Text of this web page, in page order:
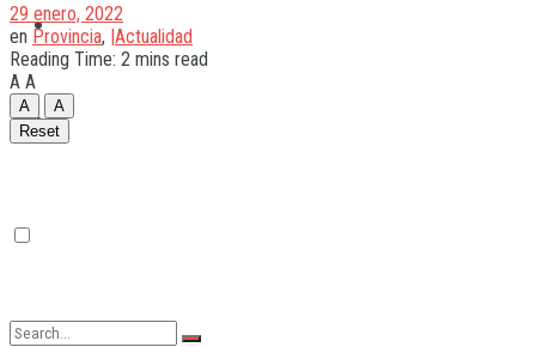
Quilmes
Varela
29 enero, 2022
en Provincia, |Actualidad
Reading Time: 2 mins read
A A
A
A
Reset